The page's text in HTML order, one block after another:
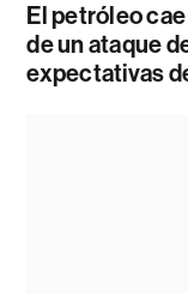
El petróleo
de un ataque
expectativas